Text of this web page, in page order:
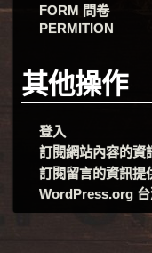
FORM 問卷
PERMITION
其他操作
登入
訂閱網站內容的資
訂閱留言的資訊提
WordPress.org